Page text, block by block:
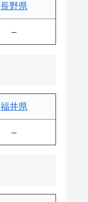
長野県
–
福井県
–